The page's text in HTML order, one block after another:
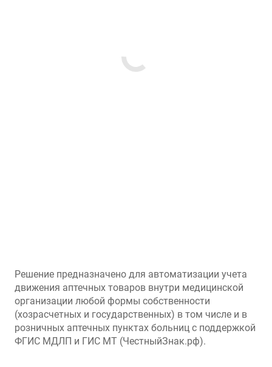
Решение предназначено для автоматизации учета
движения аптечных товаров внутри медицинской
организации любой формы собственности
(хозрасчетных и государственных) в том числе и в
розничных аптечных пунктах больниц с поддержкой
ФГИС МДЛП и ГИС МТ (ЧестныйЗнак.рф).